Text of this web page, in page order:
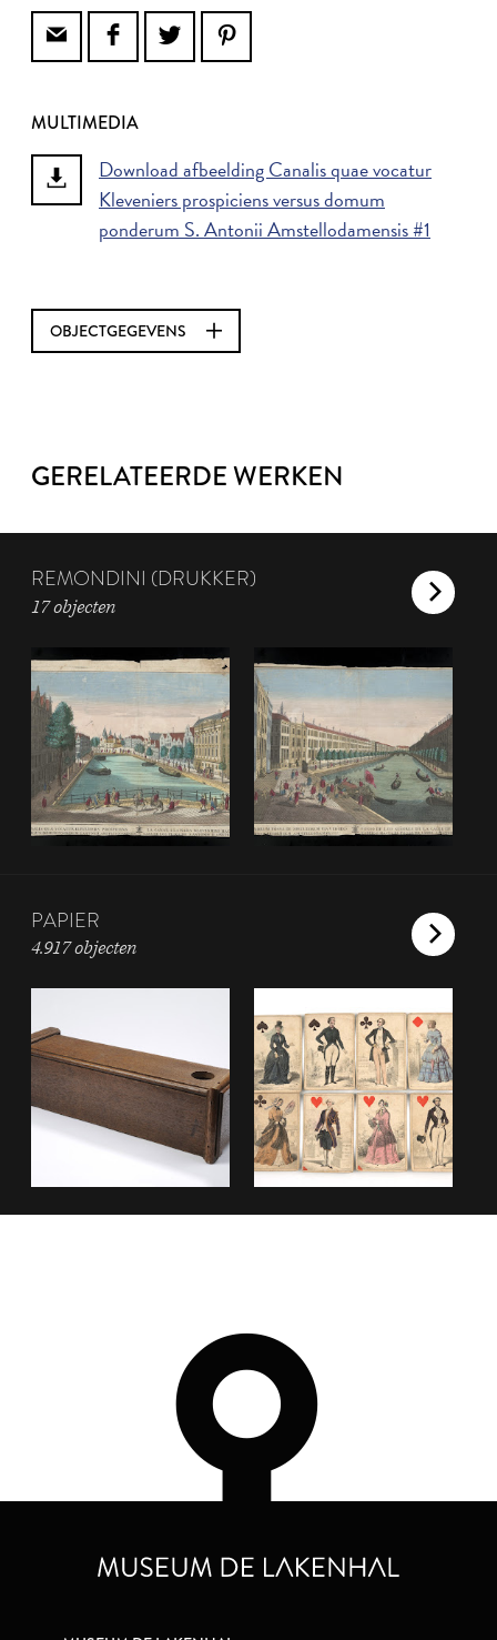
MULTIMEDIA
Download afbeelding Canalis quae vocatur
Kleveniers prospiciens versus domum
ponderum S. Antonii Amstellodamensis #1
OBJECTGEGEVENS
GERELATEERDE WERKEN
REMONDINI (DRUKKER)
17 objecten
PAPIER
4.917 objecten